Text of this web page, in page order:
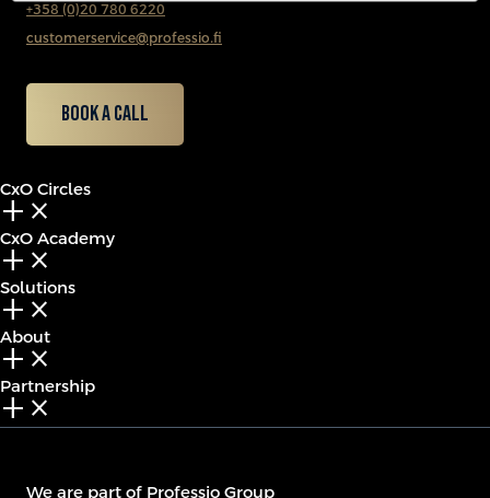
+358 (0)20 780 6220
customerservice@professio.fi
Book a call
CxO Circles
add_2 close
CxO Academy
add_2 close
Solutions
add_2 close
About
add_2 close
Partnership
add_2 close
We are part of Professio Group